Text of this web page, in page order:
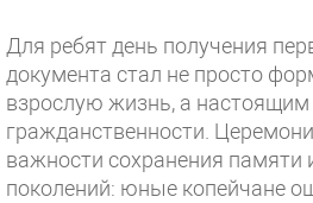
Для ребят день получения
документа стал не просто
взрослую жизнь, а
гражданственности.
важности сохранения памяти
поколений: юные копейчане